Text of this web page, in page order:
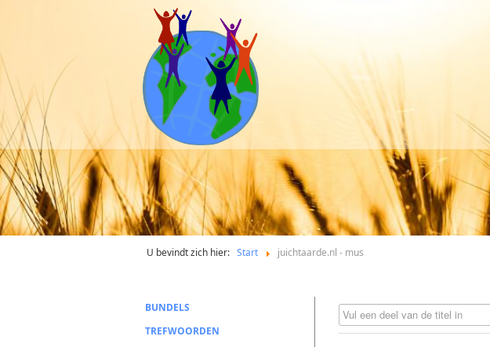
U bevindt zich hier: Start juichtaarde.nl - mus
BUNDELS
TREFWOORDEN
Vul een deel van de titel in